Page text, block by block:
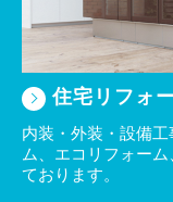
2025/07/22
夏期休業のご案内
2025/07/22
2025/07/22
夏期休業のご案内
住宅リフォ
内装・外装・設備
ム、エコリフォー
ております。